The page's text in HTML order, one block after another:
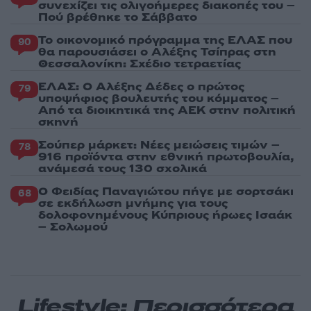
συνεχίζει τις ολιγοήμερες διακοπές του –
Πού βρέθηκε το Σάββατο
90 Το οικονομικό πρόγραμμα της ΕΛΑΣ που
θα παρουσιάσει ο Αλέξης Τσίπρας στη
Θεσσαλονίκη: Σχέδιο τετραετίας
79 ΕΛΑΣ: Ο Αλέξης Δέδες ο πρώτος
υποψήφιος βουλευτής του κόμματος –
Από τα διοικητικά της ΑΕΚ στην πολιτική
σκηνή
78 Σούπερ μάρκετ: Νέες μειώσεις τιμών –
916 προϊόντα στην εθνική πρωτοβουλία,
ανάμεσά τους 130 σχολικά
68 Ο Φειδίας Παναγιώτου πήγε με σορτσάκι
σε εκδήλωση μνήμης για τους
δολοφονημένους Κύπριους ήρωες Ισαάκ
– Σολωμού